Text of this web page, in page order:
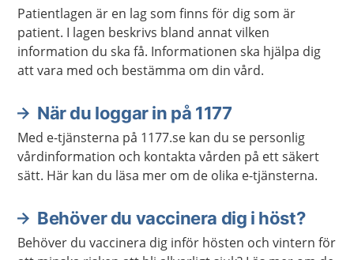
Patientlagen är en lag som finns för dig som är
patient. I lagen beskrivs bland annat vilken
information du ska få. Informationen ska hjälpa dig
att vara med och bestämma om din vård.
När du loggar in på 1177
Med e-tjänsterna på 1177.se kan du se personlig
vårdinformation och kontakta vården på ett säkert
sätt. Här kan du läsa mer om de olika e-tjänsterna.
Behöver du vaccinera dig i höst?
Behöver du vaccinera dig inför hösten och vintern för